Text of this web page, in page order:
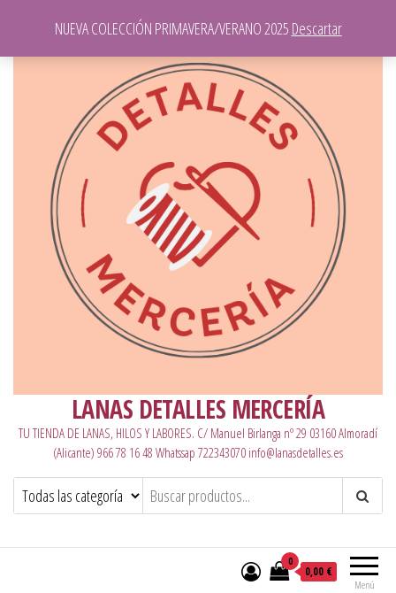
LANAS DETALLES MERCERÍA
TU TIENDA DE LANAS, HILOS Y LABORES. C/ Manuel Birlanga nº 29 03160 Almoradí
(Alicante) 966 78 16 48 Whatssap 722343070 info@lanasdetalles.es
Menú
0
0,00 €
NUEVA COLECCIÓN PRIMAVERA/VERANO 2025 Descartar